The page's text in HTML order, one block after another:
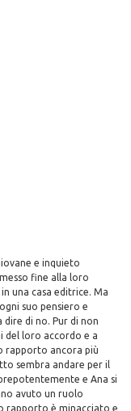
e inquieto
fine alla loro
una casa editrice. Ma
suo pensiero e
dire di no. Pur di non
del loro accordo e a
rapporto ancora più
sembra andare per il
e Ana si
avuto un ruolo
rapporto è minacciato e